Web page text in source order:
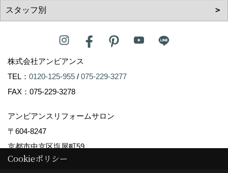
株式会社アンビアンス
TEL： 0120-125-955 / 075-229-3277
FAX：075-229-3278
アンビアンスリフォームサロン
〒604-8247
京都市中京区塩屋町59
TEL：075-229-3007
Cookieポリシー